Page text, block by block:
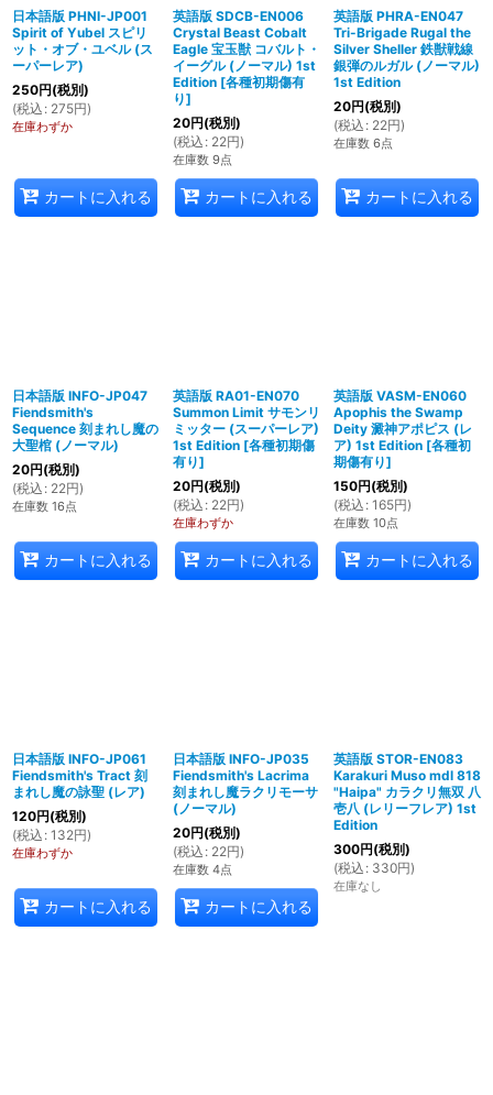
日本語版 PHNI-JP001
Spirit of Yubel スピリ
ット・オブ・ユベル (ス
ーパーレア)
250円(税別)
(税込 : 275円)
在庫わずか
カートに入れる
英語版 SDCB-EN006
Crystal Beast Cobalt
Eagle 宝玉獣 コバルト・
イーグル (ノーマル) 1st
Edition [各種初期傷有
り]
20円(税別)
(税込 : 22円)
在庫数 9点
カートに入れる
英語版 PHRA-EN047
Tri-Brigade Rugal the
Silver Sheller 鉄獣戦線
銀弾のルガル (ノーマル)
1st Edition
20円(税別)
(税込 : 22円)
在庫数 6点
カートに入れる
日本語版 INFO-JP047
Fiendsmith's
Sequence 刻まれし魔の
大聖棺 (ノーマル)
20円(税別)
(税込 : 22円)
在庫数 16点
カートに入れる
英語版 RA01-EN070
Summon Limit サモンリ
ミッター (スーパーレア)
1st Edition [各種初期傷
有り]
20円(税別)
(税込 : 22円)
在庫わずか
カートに入れる
英語版 VASM-EN060
Apophis the Swamp
Deity 澱神アポピス (レ
ア) 1st Edition [各種初
期傷有り]
150円(税別)
(税込 : 165円)
在庫数 10点
カートに入れる
日本語版 INFO-JP061
Fiendsmith's Tract 刻
まれし魔の詠聖 (レア)
120円(税別)
(税込 : 132円)
在庫わずか
カートに入れる
日本語版 INFO-JP035
Fiendsmith's Lacrima
刻まれし魔ラクリモーサ
(ノーマル)
20円(税別)
(税込 : 22円)
在庫数 4点
カートに入れる
英語版 STOR-EN083
Karakuri Muso mdl 818
"Haipa" カラクリ無双 八
壱八 (レリーフレア) 1st
Edition
300円(税別)
(税込 : 330円)
在庫なし